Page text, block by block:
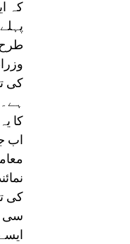
کہ
طرح
کی
کا
اب
کی
ایسے